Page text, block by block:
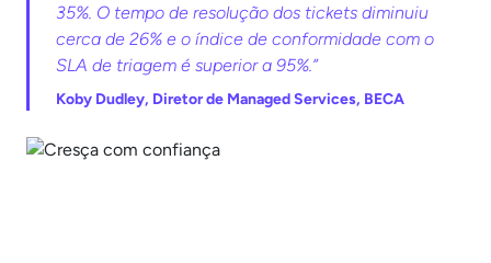
35%. O tempo de resolução dos tickets diminuiu
cerca de 26% e o índice de conformidade com o
SLA de triagem é superior a 95%.”
Koby Dudley, Diretor de Managed Services, BECA